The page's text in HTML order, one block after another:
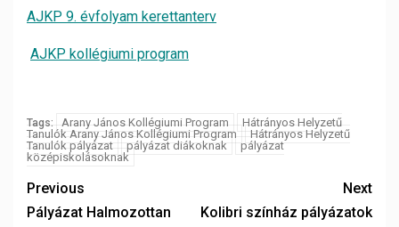
AJKP 9. évfolyam kerettanterv
AJKP kollégiumi program
Tags: Arany János Kollégiumi Program
Hátrányos Helyzetű
Tanulók Arany János Kollégiumi Program
Hátrányos Helyzetű
Tanulók pályázat
pályázat diákoknak
pályázat
középiskolásoknak
Previous
Pályázat Halmozottan
Next
Kolibri színház pályázatok